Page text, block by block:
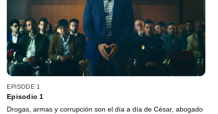
EPISODE 1
Episodio 1
Drogas, armas y corrupción son el día a día de César, abogado